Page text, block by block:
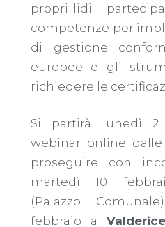
propri lidi. I
competenze per
di gestione
europee e gli
richiedere le
Si partirà lunedì
webinar online dalle
proseguire con
martedì 10
(Palazzo
febbraio a Valderice